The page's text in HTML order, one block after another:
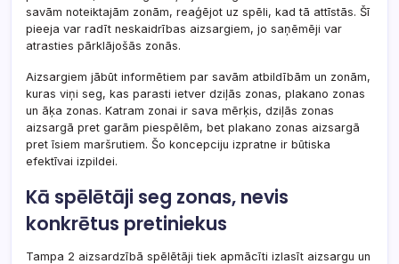
savām noteiktajām zonām, reaģējot uz spēli, kad tā attīstās. Šī
pieeja var radīt neskaidrības aizsargiem, jo saņēmēji var
atrasties pārklājošās zonās.
Aizsargiem jābūt informētiem par savām atbildībām un zonām,
kuras viņi seg, kas parasti ietver dziļās zonas, plakano zonas
un āķa zonas. Katram zonai ir sava mērķis, dziļās zonas
aizsargā pret garām piespēlēm, bet plakano zonas aizsargā
pret īsiem maršrutiem. Šo koncepciju izpratne ir būtiska
efektīvai izpildei.
Kā spēlētāji seg zonas, nevis
konkrētus pretiniekus
Tampa 2 aizsardzībā spēlētāji tiek apmācīti izlasīt aizsargu un